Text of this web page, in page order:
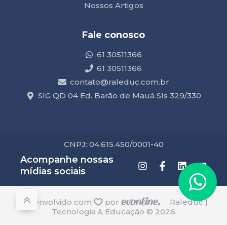
Nossos Artigos
Fale conosco
61 30511366
61 30511366
contato@raleduc.com.br
SIG QD 04 Ed. Barão de Mauá Sls 329/330
CNPJ: 04.615.450/0001-40
Acompanhe nossas
mídias sociais
desenvolvido com por
Raleduc |
Tecnologia & Educação © 2026